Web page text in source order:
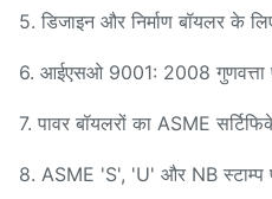
5. डिजाइन और निर्माण बॉयलर के
6. आईएसओ 9001: 2008 गुणवत्ता
7. पावर बॉयलरों का ASME
8. ASME 'S', 'U' और NB स्टाम्प